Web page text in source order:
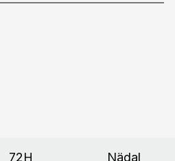
72H Nädal